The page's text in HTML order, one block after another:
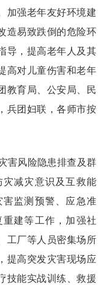
加强老年友好环境建
造易致跌倒的危险环
导，提高老年人及其
高对儿童伤害和老年
教育局、公安局、民
兵团妇联，各师市按
害风险隐患排查及群
减灾意识及互救能
监测预警、应急准
建等工作，加强社
工厂等人员密集场所
提高突发灾害现场应
技能实战训练、救援